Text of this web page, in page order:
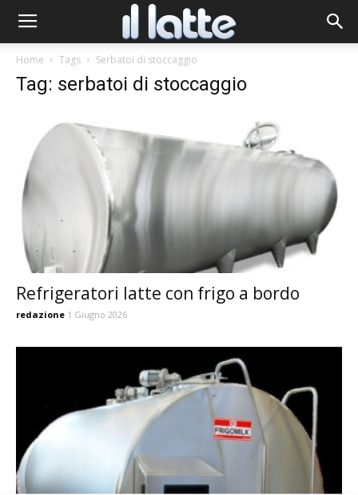
Home Tags Serbatoi di stoccaggio
Tag: serbatoi di stoccaggio
Refrigeratori latte con frigo a bordo
redazione 1 Giugno 2026